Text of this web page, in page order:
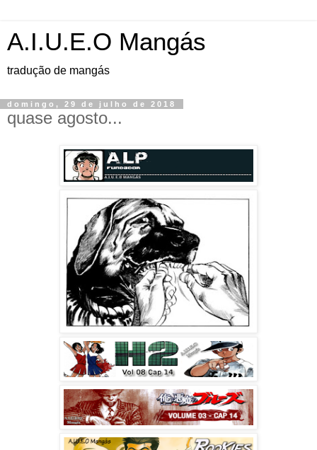
A.I.U.E.O Mangás
tradução de mangás
domingo, 29 de julho de 2018
quase agosto...